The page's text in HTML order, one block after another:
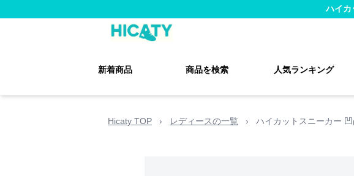
ハイカ
新着商品 商品を検索 人気ランキング
Hicaty TOP › レディースの一覧 › ハイカットスニーカー